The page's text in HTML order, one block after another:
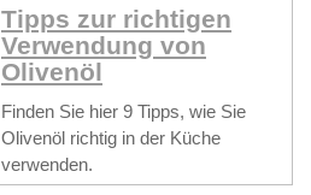
Tipps zur richtigen
Verwendung von
Olivenöl
Finden Sie hier 9 Tipps, wie Sie
Olivenöl richtig in der Küche
verwenden.